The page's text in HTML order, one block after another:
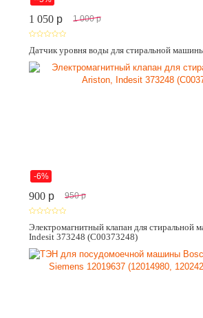
1 050 p 1 000 p
Датчик уровня воды для стиральной
-6%
900 p 950 p
Электромагнитный клапан для стиральной
Indesit 373248 (C00373248)